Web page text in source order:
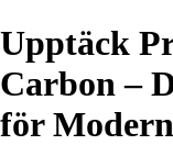
Upptäck
Carbon –
för